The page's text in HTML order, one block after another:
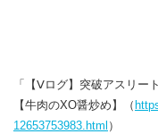
「【Ⅴログ】突破アスリー
【牛肉のXO醤炒め】（
12653753983.html ）